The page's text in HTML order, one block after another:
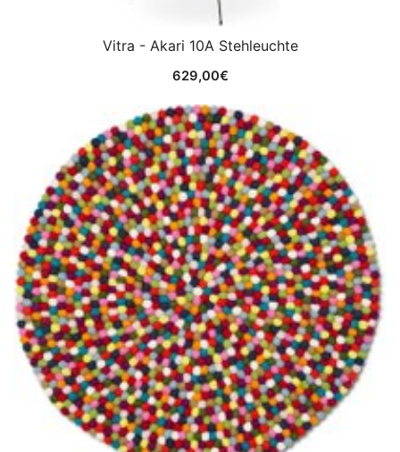
Vitra - Akari 10A Stehleuchte
629,00€